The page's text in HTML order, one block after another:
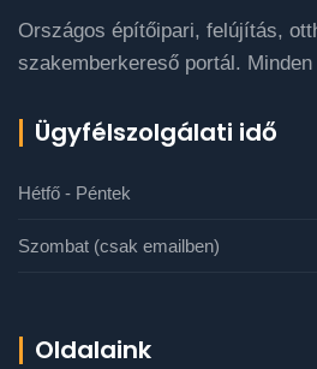
Országos építőipari, felújítás,
szakemberkereső portál.
Ügyfélszolgálati idő
Hétfő - Péntek
Szombat (csak emailben)
Oldalaink